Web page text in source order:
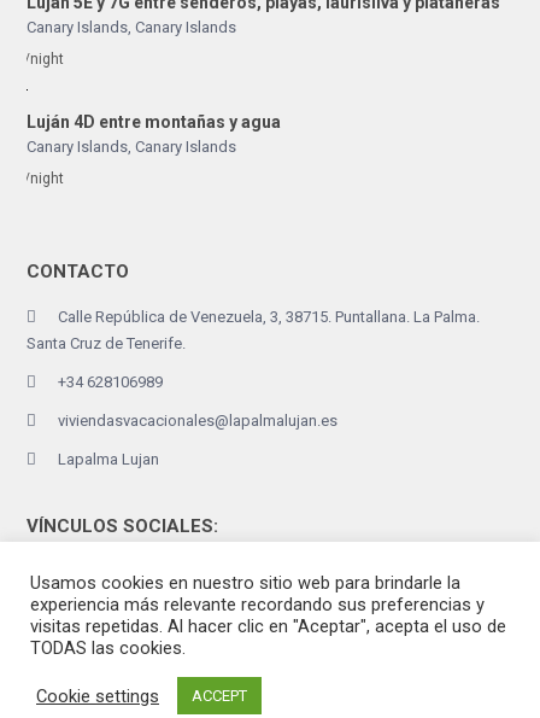
Canary Islands, Canary Islands
/night
Luján 4D entre montañas y agua
Canary Islands, Canary Islands
/night
CONTACTO
Calle República de Venezuela, 3, 38715. Puntallana. La Palma.
Santa Cruz de Tenerife.
+34 628106989
viviendasvacacionales@lapalmalujan.es
Lapalma Lujan
VÍNCULOS SOCIALES:
Usamos cookies en nuestro sitio web para brindarle la
experiencia más relevante recordando sus preferencias y
visitas repetidas. Al hacer clic en "Aceptar", acepta el uso de
TODAS las cookies.
Cookie settings ACCEPT